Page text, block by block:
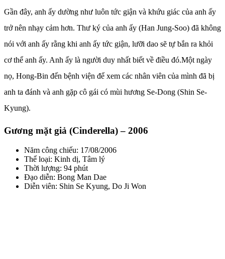
Gần đây, anh ấy dường như luôn tức giận và khứu giác của anh ấy
trở nên nhạy cảm hơn. Thư ký của anh ấy (Han Jung-Soo) đã không
nói với anh ấy rằng khi anh ấy tức giận, lưỡi dao sẽ tự bắn ra khỏi
cơ thể anh ấy. Anh ấy là người duy nhất biết về điều đó.Một ngày
nọ, Hong-Bin đến bệnh viện để xem các nhân viên của mình đã bị
anh ta đánh và anh gặp cô gái có mùi hương Se-Dong (Shin Se-
Kyung).
Gương mặt giả (Cinderella) – 2006
Năm công chiếu: 17/08/2006
Thể loại: Kinh dị, Tâm lý
Thời lượng: 94 phút
Đạo diễn: Bong Man Dae
Diễn viên: Shin Se Kyung, Do Ji Won